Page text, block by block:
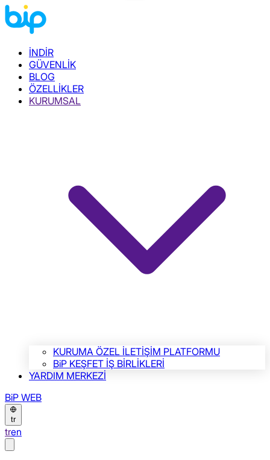
İNDİR
GÜVENLİK
BLOG
ÖZELLİKLER
KURUMSAL
KURUMA ÖZEL İLETİŞİM PLATFORMU
BiP KEŞFET İŞ BİRLİKLERİ
YARDIM MERKEZİ
BiP WEB
tr
tren